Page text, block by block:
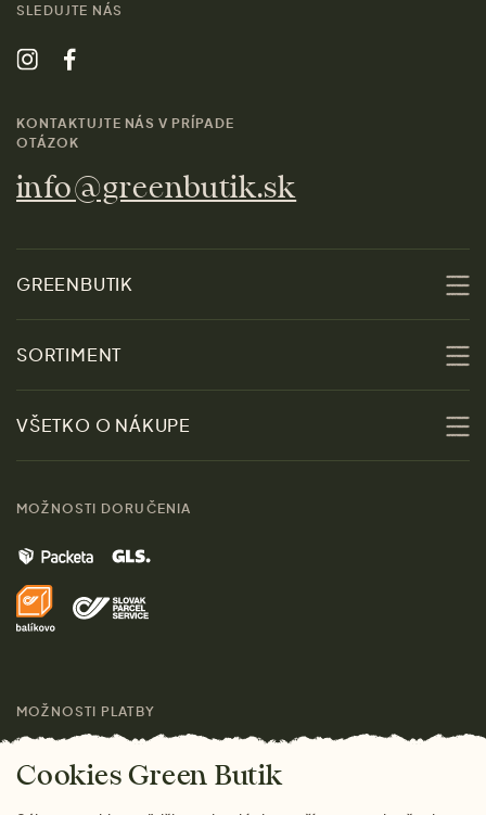
SLEDUJTE NÁS
KONTAKTUJTE NÁS V PRÍPADE
OTÁZOK
info@greenbutik.sk
GREENBUTIK
Udržateľnosť
Kontakt
Značky
Pre médiá
SORTIMENT
Zľavy
Ženy
Muži
Darčeky
VŠETKO O NÁKUPE
Doprava a platba
MOŽNOSTI DORUČENIA
MOŽNOSTI PLATBY
Cookies Green Butik